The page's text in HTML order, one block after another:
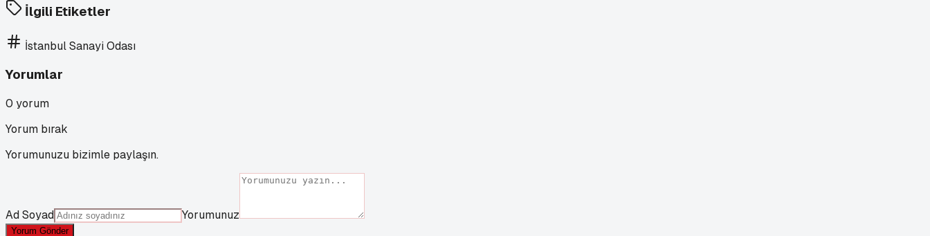
İlgili Etiketler
İstanbul Sanayi Odası
Yorumlar
0 yorum
Yorum bırak
Yorumunuzu bizimle paylaşın.
Ad Soyad Yorumunuz
Yorum Gönder